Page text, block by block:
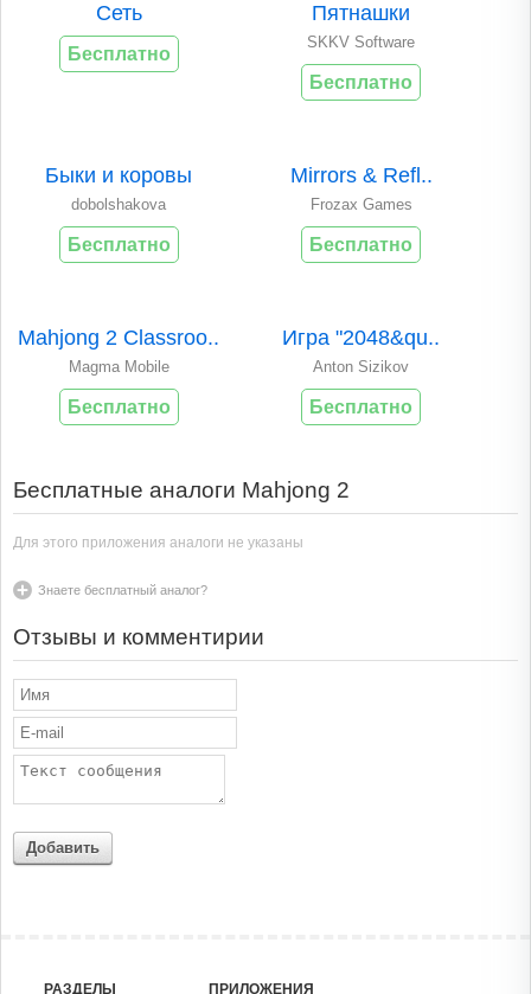
Сеть
Бесплатно
Пятнашки
SKKV Software
Бесплатно
Быки и коровы
dobolshakova
Бесплатно
Mirrors & Refl..
Frozax Games
Бесплатно
Mahjong 2 Classroo..
Magma Mobile
Бесплатно
Игра "2048&qu..
Anton Sizikov
Бесплатно
Бесплатные аналоги Mahjong 2
Для этого приложения аналоги не указаны
Знаете бесплатный аналог?
Отзывы и комментирии
Добавить
РАЗДЕЛЫ ПРИЛОЖЕНИЯ